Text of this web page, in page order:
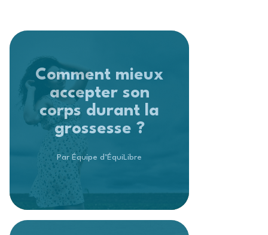
Comment mieux
accepter son
corps durant la
grossesse ?
Par Équipe d’ÉquiLibre